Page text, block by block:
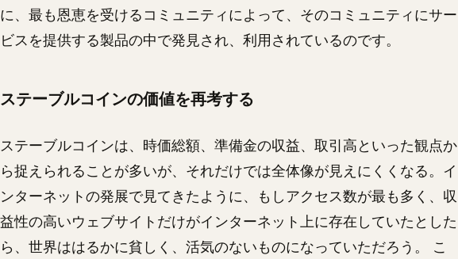
に、最も恩恵を受けるコミュニティによって、そのコミュニティにサー
ビスを提供する製品の中で発見され、利用されているのです。
ステーブルコインの価値を再考する
ステーブルコインは、時価総額、準備金の収益、取引高といった観点か
ら捉えられることが多いが、それだけでは全体像が見えにくくなる。イ
ンターネットの発展で見てきたように、もしアクセス数が最も多く、収
益性の高いウェブサイトだけがインターネット上に存在していたとした
ら、世界ははるかに貧しく、活気のないものになっていただろう。 こ